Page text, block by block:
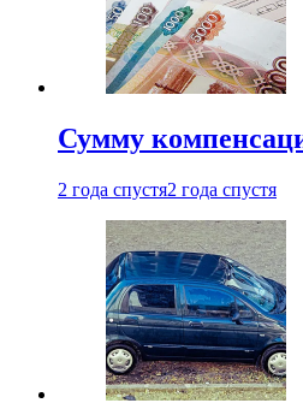
Сумму
2 года спустя2 года спустя